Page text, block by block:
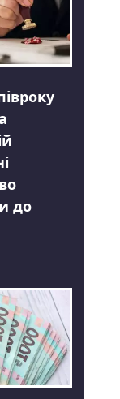
до